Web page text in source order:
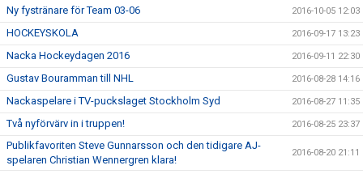
Ny fystränare för Team 03-06 2016-10-05 12:03
HOCKEYSKOLA 2016-09-17 13:23
Nacka Hockeydagen 2016 2016-09-11 22:30
Gustav Bouramman till NHL 2016-08-28 14:16
Nackaspelare i TV-puckslaget Stockholm Syd 2016-08-27 11:35
Två nyförvärv in i truppen! 2016-08-25 23:37
Publikfavoriten Steve Gunnarsson och den tidigare AJ-
spelaren Christian Wennergren klara!
2016-08-20 21:11